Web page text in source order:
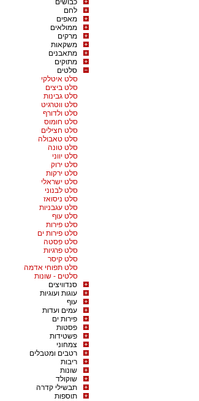
כבושים
לחם
מאפים
ממולאים
מרקים
משקאות
מתאבנים
מתוקים
סלטים
סלט איטלקי
סלט ביצים
סלט גבינות
סלט ווטרגיט
סלט ולדורף
סלט חומוס
סלט חצילים
סלט טאבולה
סלט טונה
סלט יווני
סלט ירוק
סלט ירקות
סלט ישראלי
סלט לבנוני
סלט ניסואז
סלט עגבניות
סלט עוף
סלט פירות
סלט פירות ים
סלט פסטה
סלט פרגיות
סלט קיסר
סלט תפוחי אדמה
סלטים - שונות
סנדוויצים
עוגות ועוגיות
עוף
עמים ועדות
פירות ים
פסטות
פשטידות
צמחוני
רטבים ומטבלים
ריבות
שונות
שוקולד
תבשילי קדרה
תוספות